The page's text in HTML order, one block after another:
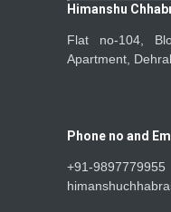
Himanshu
Flat no-104,
Apartment,
Phone no and
+91-9897779955